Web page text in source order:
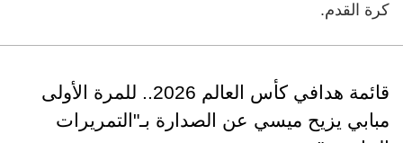
كرة القدم.
قائمة هدافي كأس العالم 2026.. للمرة الأولى
مبابي يزيح ميسي عن الصدارة بـ"التمريرات